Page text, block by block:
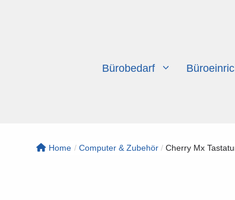
Bürobedarf
Home / Computer & Zubehör / Cherry Mx